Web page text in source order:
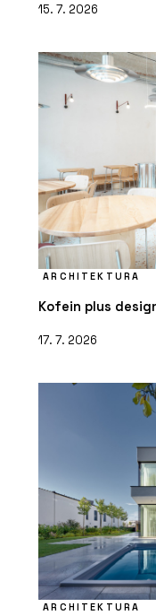
15. 7. 2026
ARCHITEKTURA
Kofein plus
17. 7. 2026
ARCHITEKTURA